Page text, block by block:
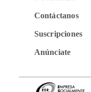
Contáctanos
Suscripciones
Anúnciate